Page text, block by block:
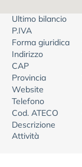
Ultimo bilancio
P.IVA
Forma giuridica
Indirizzo
CAP
Provincia
Website
Telefono
Cod. ATECO
Descrizione
Attività